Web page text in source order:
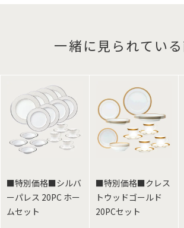
一緒に見られてい
■特別価格■シルバ
ーパレス 20PC ホー
ムセット
■特別価格■クレス
トウッドゴールド
20PCセット